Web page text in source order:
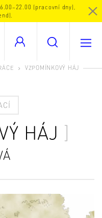
(pracovní dny),
VZPOMÍNKOVÝ HÁJ
HÁJ